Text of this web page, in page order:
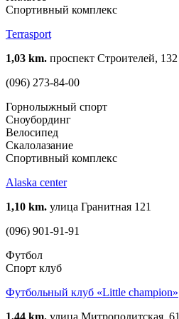
Спортивный комплекс
Terrasport
1,03 km. проспект Строителей, 132
(096) 273-84-00
Горнолыжный спорт
Сноубординг
Велосипед
Скалолазание
Спортивный комплекс
Alaska center
1,10 km. улица Гранитная 121
(096) 901-91-91
Футбол
Спорт клуб
Футбольный клуб «Little champion»
1,44 km. улица Митрополитская, 61